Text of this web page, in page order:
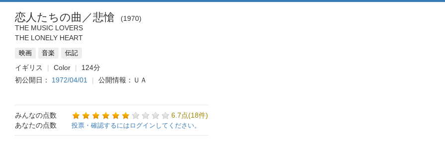
恋人たちの曲／悲愴
1970
THE MUSIC LOVERS
THE LONELY HEART
映画 音楽 伝記
イギリス Color
124分
初公開日： 1972/04/01 公開情報：ＵＡ
みんなの点数
6.7点(18件)
あなたの点数
投票・確認するにはログインしてください。